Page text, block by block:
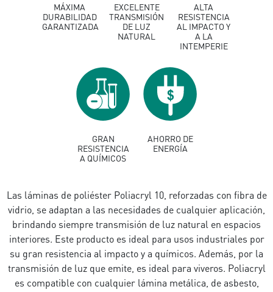
MÁXIMA
DURABILIDAD
GARANTIZADA
EXCELENTE
TRANSMISIÓN
DE LUZ
NATURAL
ALTA
RESISTENCIA
AL IMPACTO Y
A LA
INTEMPERIE
GRAN
RESISTENCIA
A QUÍMICOS
AHORRO DE
ENERGÍA
Las láminas de poliéster Poliacryl 10, reforzadas con fibra de
vidrio, se adaptan a las necesidades de cualquier aplicación,
brindando siempre transmisión de luz natural en espacios
interiores. Este producto es ideal para usos industriales por
su gran resistencia al impacto y a químicos. Además, por la
transmisión de luz que emite, es ideal para viveros. Poliacryl
es compatible con cualquier lámina metálica, de asbesto,